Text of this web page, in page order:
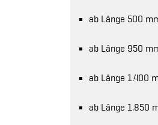
ab Länge 500
ab Länge 950
ab Länge 1.400
ab Länge 1.850